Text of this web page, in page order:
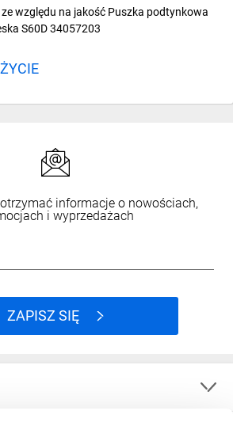
względu na jakość Puszka podtynkowa
S60D 34057203
informacje o nowościach,
i wyprzedażach
ZAPISZ SIĘ